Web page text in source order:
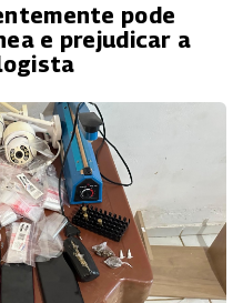
pode
e prejudicar a